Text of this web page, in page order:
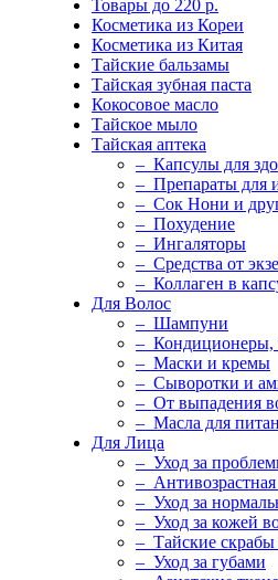
Товары до 220 р.
Косметика из Кореи
Косметика из Китая
Тайские бальзамы
Тайская зубная паста
Кокосовое масло
Тайское мыло
Тайская аптека
– Капсулы для
– Препараты для
– Сок Нони и
– Похудение
– Ингаляторы
– Средства от
– Коллаген в
Для Волос
– Шампуни
– Кондиционеры,
– Маски и кремы
– Сыворотки и
– От выпадения
– Масла для
Для Лица
– Уход за
– Антивозрастная
– Уход за
– Уход за кожей
– Тайские скрабы
– Уход за губами